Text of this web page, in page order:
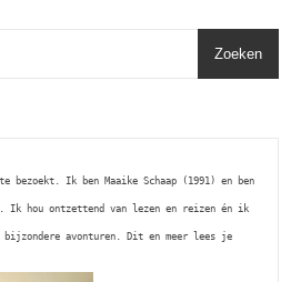
Zoeken
Ik ben Maaike Schaap (1991) en ben
hou ontzettend van lezen en reizen én ik
bijzondere avonturen. Dit en meer lees je